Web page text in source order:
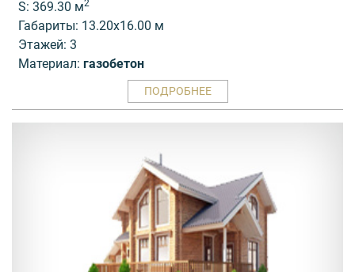
S: 369.30 м2
Габариты: 13.20x16.00 м
Этажей: 3
Материал: газобетон
ПОДРОБНЕЕ